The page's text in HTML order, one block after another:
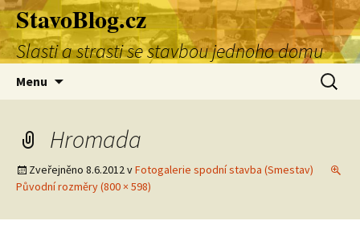
Přejít
k
obsahu
webu
StavoBlog.cz
Slasti a strasti se stavbou jednoho domu
Menu
Hromada
Zveřejněno 8.6.2012vFotogalerie spodní stavba (Smestav)
Původní rozměry (800 × 598)